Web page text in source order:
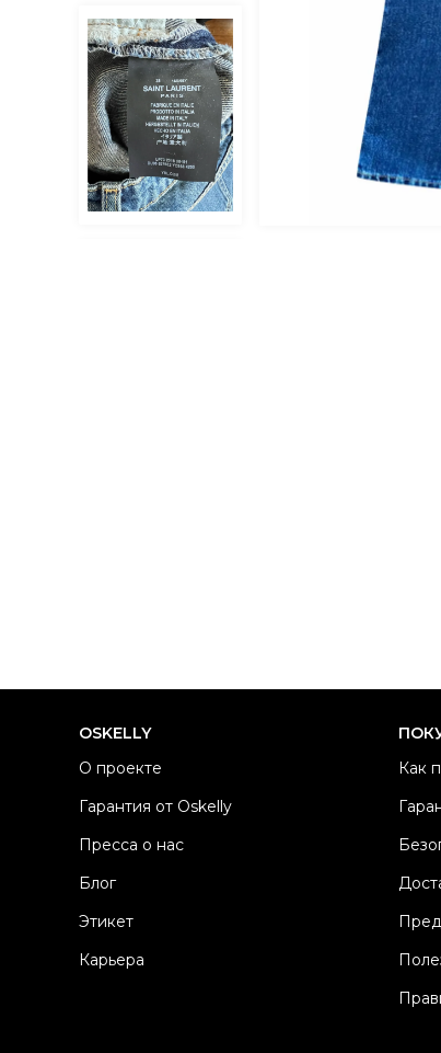
OSKELLY
О проекте
Гарантия от Oskelly
Пресса о нас
Блог
Этикет
Карьера
Как